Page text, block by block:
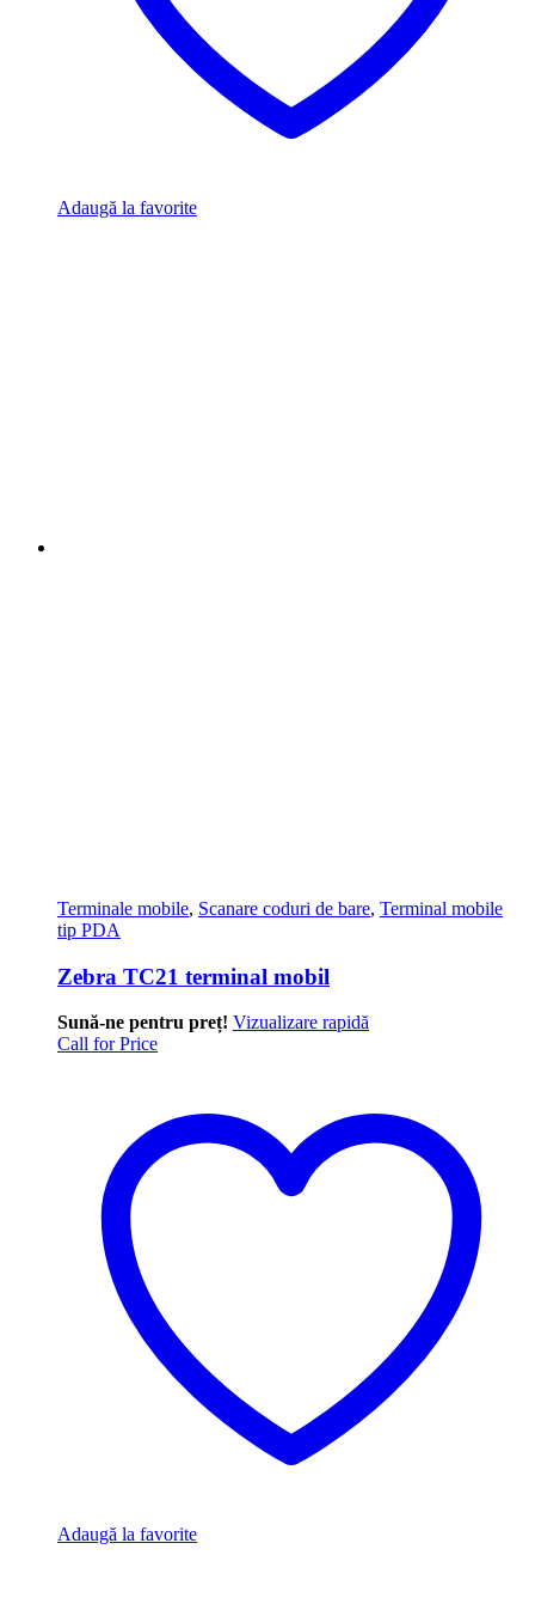
Adaugă la favorite
Terminale mobile, Scanare coduri de bare, Terminal mobile
tip PDA
Zebra TC21 terminal mobil
Sună-ne pentru preț! Vizualizare rapidă
Call for Price
Adaugă la favorite